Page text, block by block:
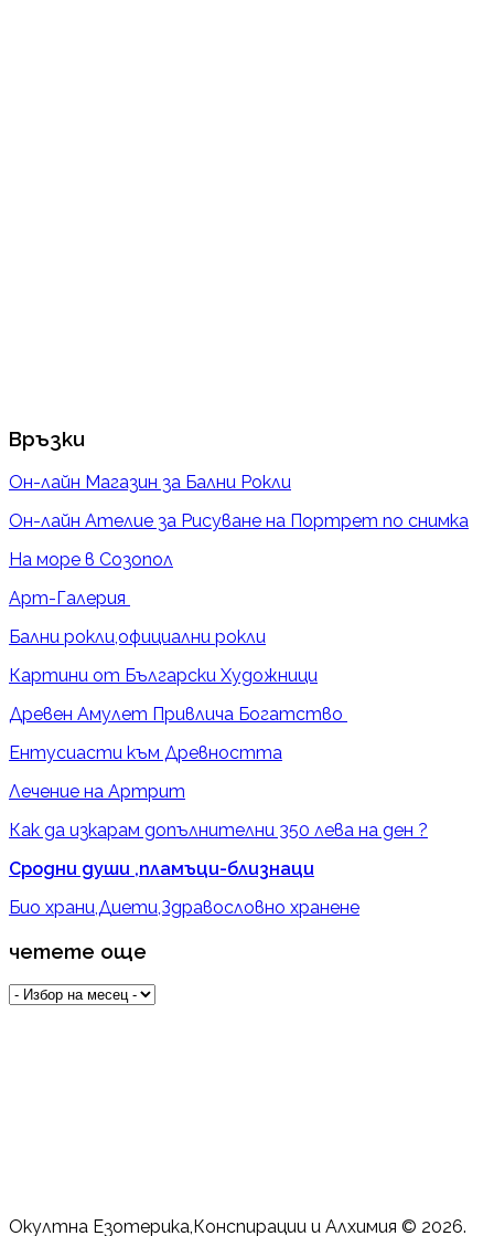
Връзки
Он-лайн Магазин за Бални Рокли
Он-лайн Ателие за Рисуване на Портрет по снимка
На море в Созопол
Арт-Галерия
Бални рокли,официални рокли
Картини от Български Художници
Древен Амулет Привлича Богатство
Ентусиасти към Древността
Лечение на Артрит
Как да изкарам допълнителни 350 лева на ден ?
Сродни души ,пламъци-близнаци
Био храни,Диети,Здравословно хранене
четете още
четете
Окултна Езотерика,Конспирации и Алхимия © 2026.